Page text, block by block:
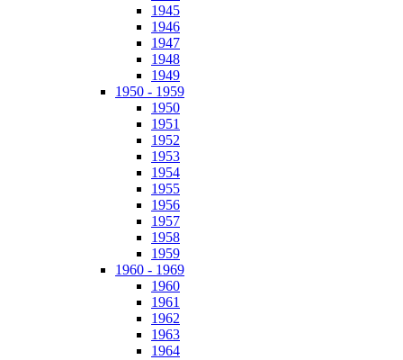
1945
1946
1947
1948
1949
1950 - 1959
1950
1951
1952
1953
1954
1955
1956
1957
1958
1959
1960 - 1969
1960
1961
1962
1963
1964